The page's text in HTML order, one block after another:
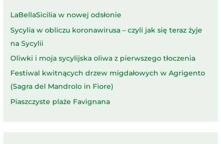
LaBellaSicilia w nowej odsłonie
Sycylia w obliczu koronawirusa – czyli jak się teraz żyje
na Sycylii
Oliwki i moja sycylijska oliwa z pierwszego tłoczenia
Festiwal kwitnących drzew migdałowych w Agrigento
(Sagra del Mandrolo in Fiore)
Piaszczyste plaże Favignana